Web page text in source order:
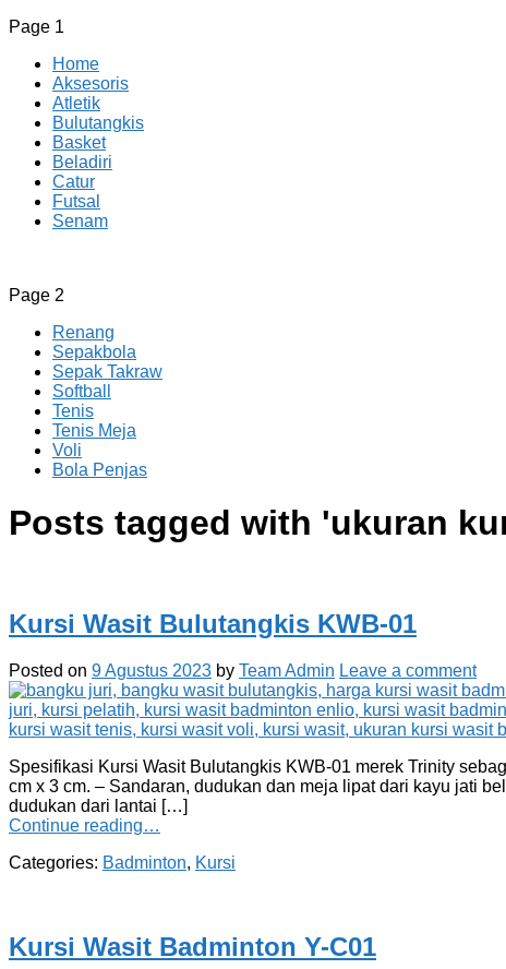
Page 1
Home
Aksesoris
Atletik
Bulutangkis
Basket
Beladiri
Catur
Futsal
Senam
CV JAYA BERSAMA Co Id
Menyediakan Semua Perlengkapan Olahraga Yang Lengkap,
Page 2
Renang
Sepakbola
Sepak Takraw
Softball
Tenis
Tenis Meja
Voli
Bola Penjas
Posts tagged with 'ukuran
Kursi Wasit Bulutangkis KWB-01
Posted on 9 Agustus 2023 by Team Admin Leave a comment
Spesifikasi Kursi Wasit Bulutangkis KWB-01 merek Trinity
cm x 3 cm. – Sandaran, dudukan dan meja lipat dari kayu jati
dudukan dari lantai […]
Continue reading…
Categories: Badminton, Kursi
Kursi Wasit Badminton Y-C01